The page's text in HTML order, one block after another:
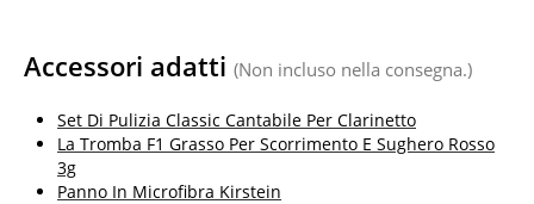
Accessori adatti (Non incluso nella consegna.)
Set Di Pulizia Classic Cantabile Per Clarinetto
La Tromba F1 Grasso Per Scorrimento E Sughero Rosso
3g
Panno In Microfibra Kirstein